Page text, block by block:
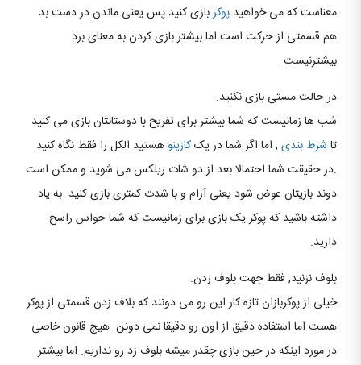
معناست که می خواهید پوکربازی کنید پس یعنی ماندن در دست بد
هم قسمتی از حرکت است اما بیشتر بازی کردن به معنای برد
بیشترنیست.
در حالت مستی بازی نکنید.
شب ها زمانیست که شما بیشتر برای تفریح با دوستانتان بازی می کنید
تا شرط بندی , اما اگر شما در یککازینوهستید الکل را فقط نگاه کنید
.در حقیقت شما احتمالا بعد از دو شات ریلکس می شوید و ممکن است
دوند بازیتان عوض شود یعنی آرام و با شدت کمتری بازی کنید. به یاد
داشته باشید که پوکر یک بازی برای زمانیست که شما حواس راسخ
دارید.
بلوف نزنید, فقط جهت بلوف زدن.
خیلی از پوکربازان تازه کار این رو می دونند که بلاف زدن قسمتی از پوکر
هست اما استفاده دقیق از اون رو دقیقا نمی دونن. هیچ قانون خاصی
در مورد اینکه در حین بازی چقدر میشه بلوف زد رو نداریم. اما بیشتر